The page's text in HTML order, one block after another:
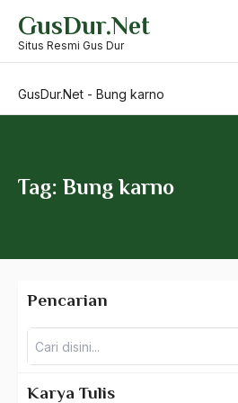
content
GusDur.Net
Situs Resmi Gus Dur
GusDur.Net - Bung karno
Tag: Bung karno
Pencarian
Karya Tulis
Budaya Pesantren
Budaya Politik
Budaya Usaha
buddha
Bugis
Buku "1492"